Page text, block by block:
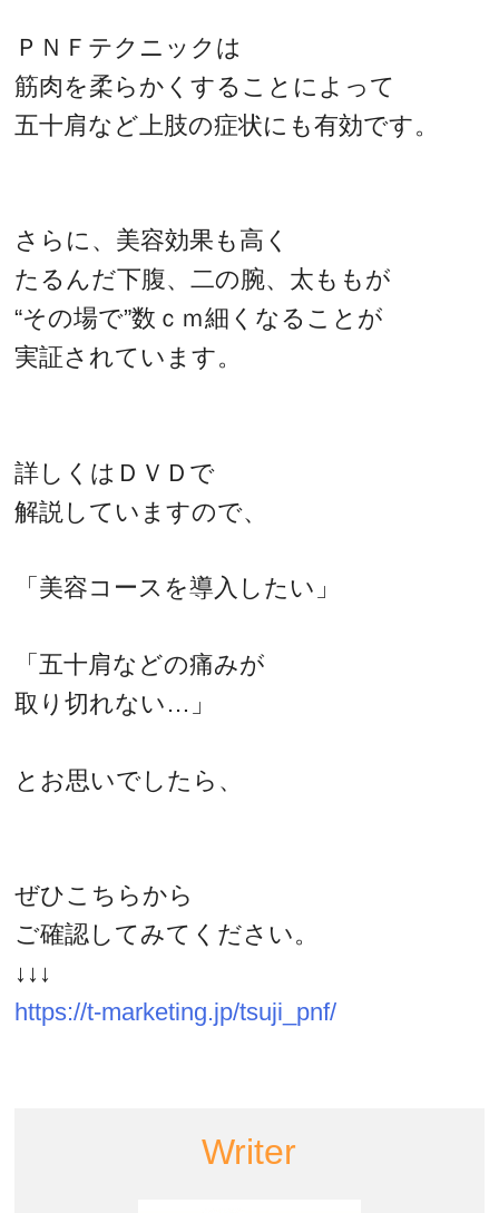
ＰＮＦテクニックは
筋肉を柔らかくすることによって
五十肩など上肢の症状にも有効です。
さらに、美容効果も高く
たるんだ下腹、二の腕、太ももが
“その場で”数ｃｍ細くなることが
実証されています。
詳しくはＤＶＤで
解説していますので、
「美容コースを導入したい」
「五十肩などの痛みが
取り切れない…」
とお思いでしたら、
ぜひこちらから
ご確認してみてください。
↓↓↓
https://t-marketing.jp/tsuji_pnf/
Writer